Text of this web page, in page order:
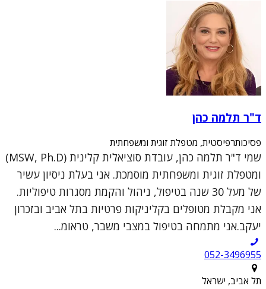
ד"ר תלמה כהן
פסיכותרפיסטית, מטפלת זוגית ומשפחתית
שמי ד"ר תלמה כהן, עובדת סוציאלית קלינית (MSW, Ph.D)
ומטפלת זוגית ומשפחתית מוסמכת. אני בעלת ניסיון עשיר
של מעל 30 שנה בטיפול, ניהול והקמת מסגרות טיפוליות.
אני מקבלת מטופלים בקליניקות פרטיות בתל אביב ובזכרון
יעקב.אני מתמחה בטיפול במצבי משבר, טראומ...
052-3496955
תל אביב, ישראל